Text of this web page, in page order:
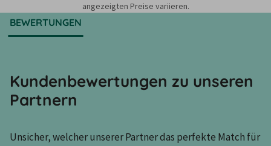
angezeigten Preise variieren.
BEWERTUNGEN
Kundenbewertungen zu unseren
Partnern
Unsicher, welcher unserer Partner das perfekte Match für